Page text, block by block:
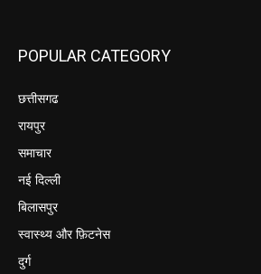
POPULAR CATEGORY
छत्तीसगढ
रायपुर
समाचार
नई दिल्ली
बिलासपुर
स्वास्थ्य और फ़िटनेस
दुर्ग